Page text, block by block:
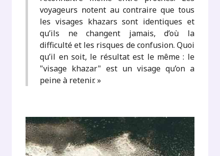
voyageurs notent au contraire que tous
les visages khazars sont identiques et
qu’ils ne changent jamais, d’où la
difficulté et les risques de confusion. Quoi
qu’il en soit, le résultat est le même : le
"visage khazar" est un visage qu’on a
peine à retenir. »